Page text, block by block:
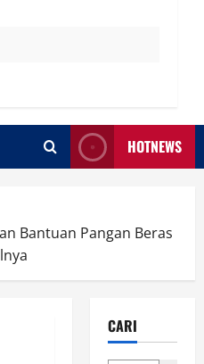
HOTNEWS
Bantuan Pangan Beras
CARI